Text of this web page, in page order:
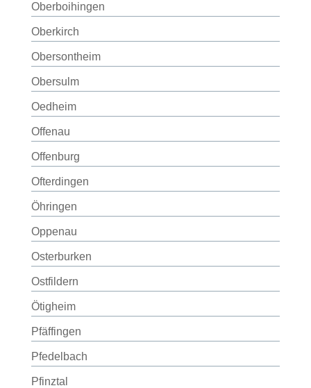
Oberboihingen
Oberkirch
Obersontheim
Obersulm
Oedheim
Offenau
Offenburg
Ofterdingen
Öhringen
Oppenau
Osterburken
Ostfildern
Ötigheim
Pfäffingen
Pfedelbach
Pfinztal